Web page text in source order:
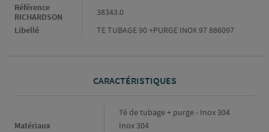
Référence
RICHARDSON
38343.0
Libellé
TE TUBAGE 90 +PURGE INOX 97 886097
CARACTÉRISTIQUES
Té de tubage + purge - Inox 304
Matériaux
Inox 304